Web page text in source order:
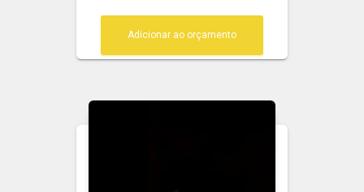
Adicionar ao orçamento